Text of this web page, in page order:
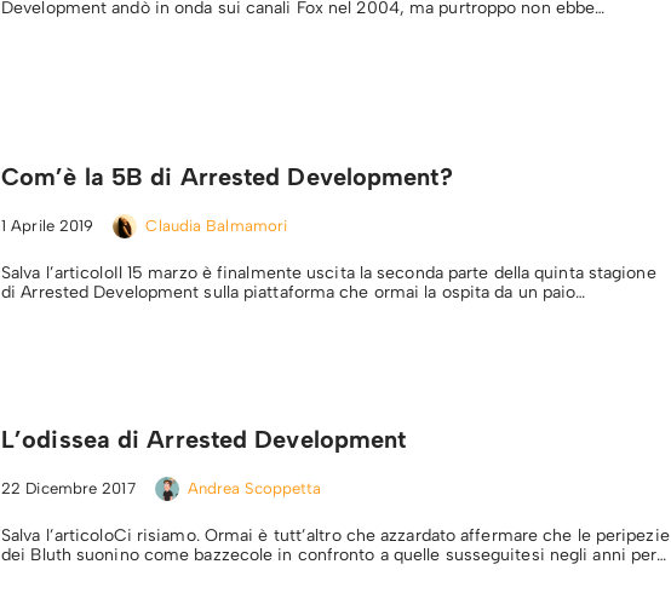
Development andò in onda sui canali Fox nel 2004, ma purtroppo non ebbe…
Com’è la 5B di Arrested Development?
1 Aprile 2019 Claudia Balmamori
Salva l’articoloIl 15 marzo è finalmente uscita la seconda parte della quinta stagione
di Arrested Development sulla piattaforma che ormai la ospita da un paio…
L’odissea di Arrested Development
22 Dicembre 2017 Andrea Scoppetta
Salva l’articoloCi risiamo. Ormai è tutt’altro che azzardato affermare che le peripezie
dei Bluth suonino come bazzecole in confronto a quelle susseguitesi negli anni per…